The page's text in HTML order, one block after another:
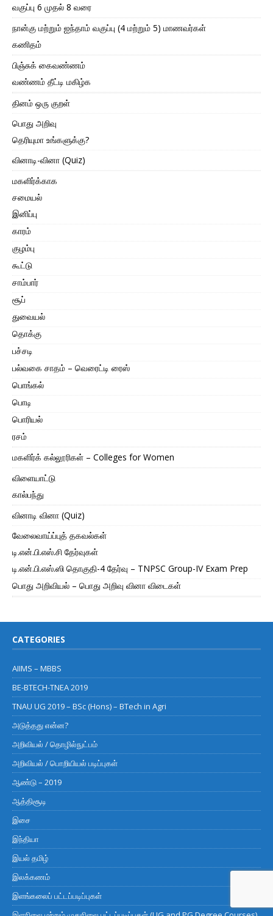
வகுப்பு 6 முதல் 8 வரை
நான்கு மற்றும் ஐந்தாம் வகுப்பு (4 மற்றும் 5) மாணவர்கள்
கணிதம்
பிஞ்சுக் கைவண்ணம்
வண்ணம் தீட்டி மகிழ்க
தினம் ஒரு குறள்
பொது அறிவு
தெரியுமா உங்களுக்கு?
வினாடி-வினா (Quiz)
மகளிர்க்காக
சமையல்
இனிப்பு
காரம்
குழம்பு
கூட்டு
சாம்பார்
சூப்
துவையல்
தொக்கு
பச்சடி
பல்வகை சாதம் – வெரைட்டி ரைஸ்
பொங்கல்
பொடி
பொரியல்
ரசம்
மகளிர்க் கல்லூரிகள் – Colleges for Women
விளையாட்டு
கால்பந்து
வினாடி வினா (Quiz)
வேலைவாய்ப்புத் தகவல்கள்
டி.என்.பி.எஸ்.சி தேர்வுகள்
டி.என்.பி.எஸ்.ஸி தொகுதி-4 தேர்வு – TNPSC Group-IV Exam Prep
பொது அறிவியல் – பொது அறிவு வினா விடைகள்
CATEGORIES
AIIMS – MBBS
BE-BTECH-TNEA 2019
TNAU UG 2019 – BSc (Hons) – BTech in Agri
அடுத்தது என்ன?
அறிவியல் / தொழில்நுட்பம்
அறிவியல் / பொறியியல் படிப்புகள்
ஆண்டு – 2019
ஆத்திசூடி
இசை
இந்தியா
இயல் தமிழ்
இலக்கணம்
இளங்கலைப் பட்டப்படிப்புகள்